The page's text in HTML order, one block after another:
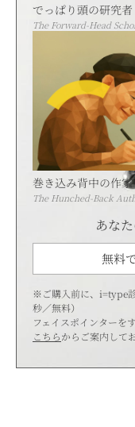
でっぱり頭の研究者
The Forward-Head
巻き込み背中の作家
The Hunched-Back
あな
無料
※ご購入前に、i=type
秒／無料）
フェイスポインターを
こちらからご案内して